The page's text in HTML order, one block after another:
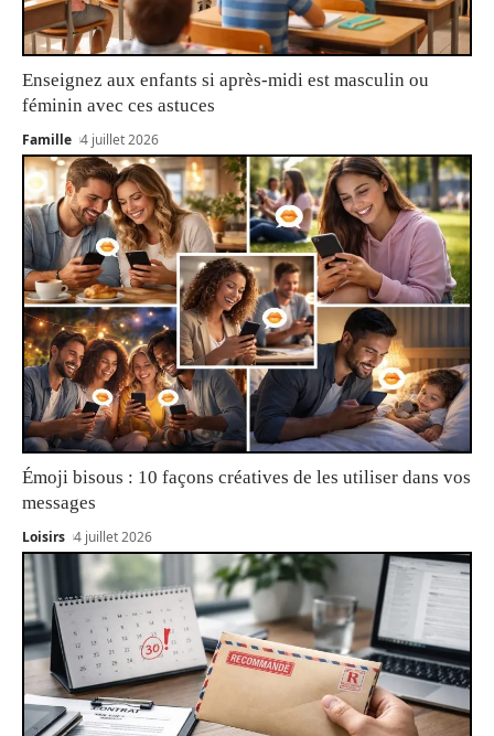
Enseignez aux enfants si après-midi est masculin ou
féminin avec ces astuces
Famille 4 juillet 2026
Émoji bisous : 10 façons créatives de les utiliser dans vos
messages
Loisirs 4 juillet 2026